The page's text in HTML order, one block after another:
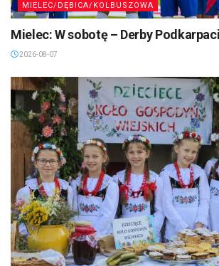
MIELEC/DĘBICA/KOLBUSZOWA
Mielec: W sobotę – Derby
2026-08-07